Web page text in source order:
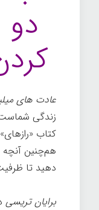
دو
عادت های
زندگی شماست
کتاب
هم‌چنین آنچه
دهید تا
برایان تریسی